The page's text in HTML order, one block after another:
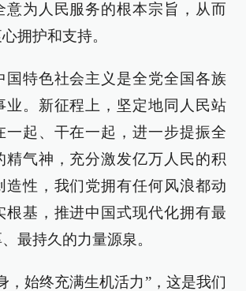
意为人民服务的根本宗旨，从而
拥护和支持。
国特色社会主义是全党全国各族
业。新征程上，坚定地同人民站
一起、干在一起，进一步提振全
精气神，充分激发亿万人民的积
造性，我们党拥有任何风浪都动
根基，推进中国式现代化拥有最
最持久的力量源泉。
，始终充满生机活力”，这是我们